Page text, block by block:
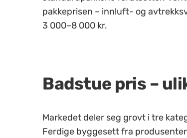
pakkeprisen – innluft- og
3 000–8 000 kr.
Badstue pris –
Markedet deler seg grovt i tre
Ferdige byggesett fra